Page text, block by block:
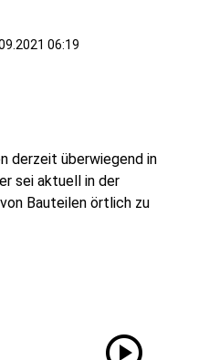
06:19
derzeit überwiegend in
sei aktuell in der
Bauteilen örtlich zu